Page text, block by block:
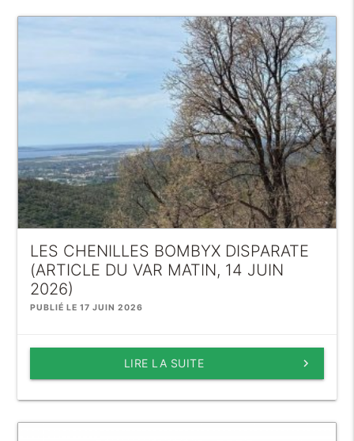
LES CHENILLES BOMBYX DISPARATE
(ARTICLE DU VAR MATIN, 14 JUIN
2026)
PUBLIÉ LE 17 JUIN 2026
keyboard_arrow_right
LIRE LA SUITE